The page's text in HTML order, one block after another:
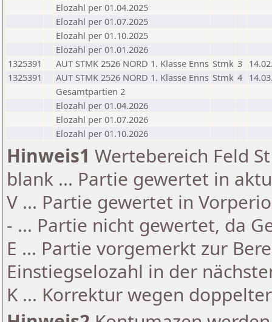
Elozahl per 01.04.2025
Elozahl per 01.07.2025
Elozahl per 01.10.2025
Elozahl per 01.01.2026
1325391
AUT STMK 2526 NORD 1. Klasse Enns Stmk 3
1325391
AUT STMK 2526 NORD 1. Klasse Enns Stmk 4
Gesamtpartien 2
Elozahl per 01.04.2026
Elozahl per 01.07.2026
Elozahl per 01.10.2026
Hinweis1 Wertebereich Feld
blank ... Partie gewertet in
V ... Partie gewertet in
- ... Partie nicht gewertet, da
E ... Partie vorgemerkt zur
Einstiegselozahl in der
K ... Korrektur wegen